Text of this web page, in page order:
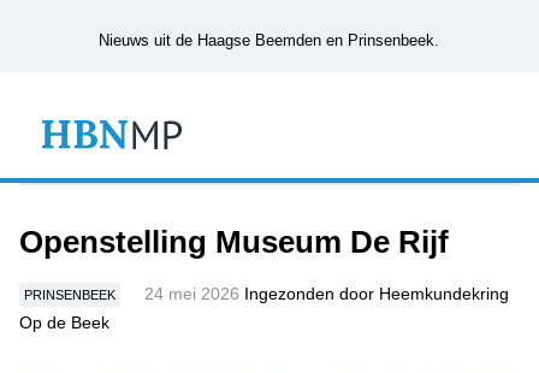
Nieuws uit de Haagse Beemden en Prinsenbeek.
Openstelling Museum De Rijf
PRINSENBEEK 24 mei 2026 Ingezonden door Heemkundekring
Op de Beek